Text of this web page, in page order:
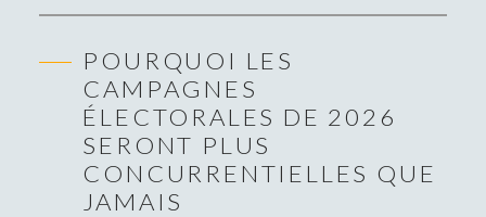
POURQUOI LES
CAMPAGNES
ÉLECTORALES DE 2026
SERONT PLUS
CONCURRENTIELLES QUE
JAMAIS